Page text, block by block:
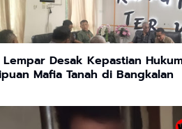
Lempar Desak Kepastian
Mafia Tanah di Bangkalan